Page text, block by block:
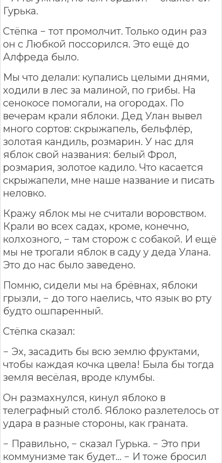
Гурька.
Стёпка − тот промолчит. Только один раз
он с Любкой поссорился. Это ещё до
Алфреда было.
Мы что делали: купались целыми днями,
ходили в лес за малиной, по грибы. На
сенокосе помогали, на огородах. По
вечерам крали яблоки. Дед Улан вывел
много сортов: скрыжапель, бельфлёр,
золотая кандиль, розмарин. У нас для
яблок свой названия: белый Фрол,
розмария, золотое кадило. Что касается
скрыжапели, мне наше название и писать
неловко.
Кражу яблок мы не считали воровством.
Крали во всех садах, кроме, конечно,
колхозного, − там сторож с собакой. И ещё
мы не трогали яблок в саду у деда Улана.
Это до нас было заведено.
Помню, сидели мы на брёвнах, яблоки
грызли, − до того наелись, что язык во рту
будто ошпаренный.
Стёпка сказал:
− Эх, засадить бы всю землю фруктами,
чтобы каждая кочка цвела! Была бы тогда
земля весёлая, вроде клумбы.
Он размахнулся, кинул яблоко в
телеграфный столб. Яблоко разлетелось от
удара в разные стороны, как граната.
− Правильно, − сказал Гурька. − Это при
коммунизме так будет... − И тоже бросил